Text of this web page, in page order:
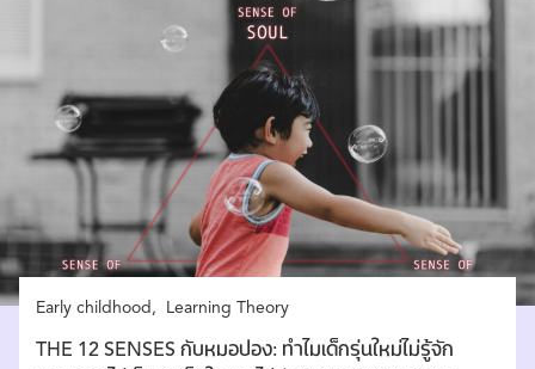
Early childhood Learning Theory
THE 12 SENSES กับหมอปอง: ทำไมเด็กรุ่นใหม่ไม่รู้จัก